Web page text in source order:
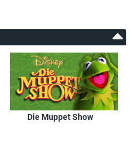
Die Muppet Show